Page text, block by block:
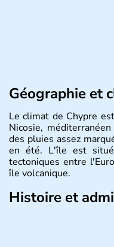
Géographie et
Le climat de Chypre
Nicosie,
des pluies assez
en été. L'île est
tectoniques entre
île volcanique.
Histoire et
Chypre est une île